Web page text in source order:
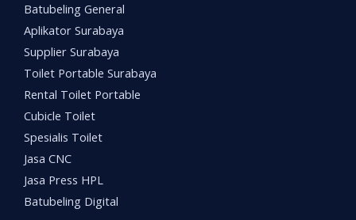
Batubeling General
Aplikator Surabaya
Supplier Surabaya
Toilet Portable Surabaya
Rental Toilet Portable
Cubicle Toilet
Spesialis Toilet
Jasa CNC
Jasa Press HPL
Batubeling Digital